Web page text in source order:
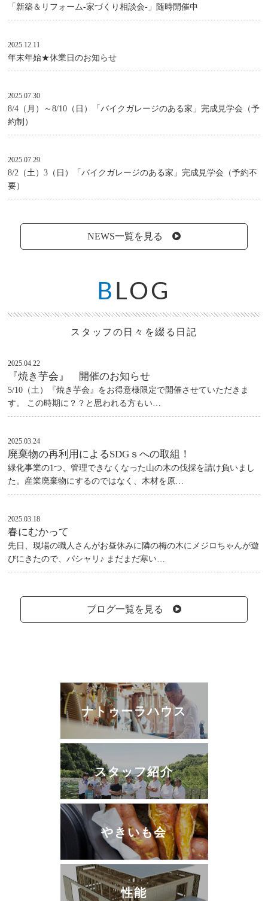
「新築＆リフォーム-家づくり相談会-」随時開催中
2025.12.11
年末年始★休業日のお知らせ
2025.07.30
8/4（月）～8/10（日）「バイクガレージのある家」完成見学会（予
約制）
2025.07.29
8/2（土）3（日）「バイクガレージのある家」完成見学会（予約不
要）
NEWS一覧を見る
B LOG
スタッフの日々を綴る日記
2025.04.22
『焼き芋会』 開催のお知らせ
5/10（土）『焼き芋会』をお得意様限定で開催させていただきま
す。 この時期に？？と思われる方もい…
2025.03.24
廃棄物の再利用によるSDGｓへの取組！
緑化事業の1つ、管理できなくなった山の木の伐採を請け負いまし
た。産業廃棄物にするのではなく、木材を原…
2025.03.18
春にむかって
先日、現場の職人さんがお昼休みに隣の梅の木にメジロちゃんが遊
びにきたので、パシャリ♪ まだまだ寒い…
ブログ一覧を見る
ナトゥーラハウス
スタッフ紹介
やきいも会
性能